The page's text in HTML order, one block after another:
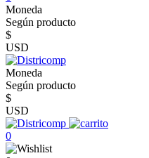
Moneda
Según producto
$
USD
Moneda
Según producto
$
USD
0